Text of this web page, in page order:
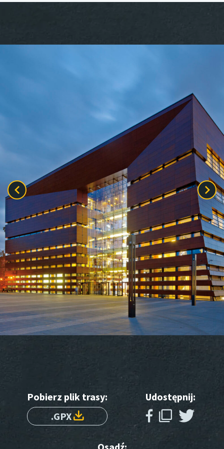
Centre), tuż obok fontanna multimedialna i Ogród Japoński,
a na miłośników sztuki czeka Pawilon Czterech Kopuł –
Muzeum Sztuki Współczesnej. Dalej trasa prowadzi przez
most Zwierzyniecki i Wybrzeżem Wyspiańskiego w stronę
mostu Grunwaldzkiego. Znów przejeżdżamy pod pl.
Społecznym, następnie bulwarem M. i L. Kaczyńskich oraz
bulwarem X. Dunikowskiego (po lewej stronie mamy Muzeum
Narodowe, a po prawej piękny widok na Ostrów Tumski –
najstarszą część Wrocławia). Kierujemy się do Rynku, gdzie
jest finał naszej wyprawy.
Pobierz plik trasy:
.GPX
Udostępnij: